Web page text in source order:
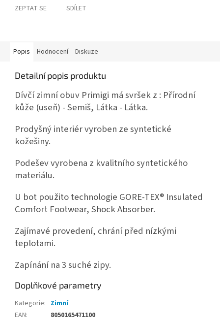
ZEPTAT SE SDÍLET
Popis Hodnocení Diskuze
Detailní popis produktu
Dívčí zimní obuv Primigi má svršek z : Přírodní
kůže (useň) - Semiš, Látka - Látka.
Prodyšný interiér vyroben ze syntetické
kožešiny.
Podešev vyrobena z kvalitního syntetického
materiálu.
U bot použito technologie GORE-TEX® Insulated
Comfort Footwear, Shock Absorber.
Zajímavé provedení, chrání před nízkými
teplotami.
Zapínání na 3 suché zipy.
Doplňkové parametry
Kategorie: Zimní
EAN:
8050165471100